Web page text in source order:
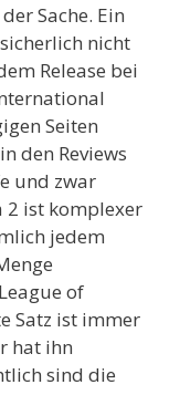
Sache. Ein
nicht
Release bei
Seiten
den Reviews
und zwar
2 ist komplexer
jedem
of
Satz ist immer
hat ihn
sind die